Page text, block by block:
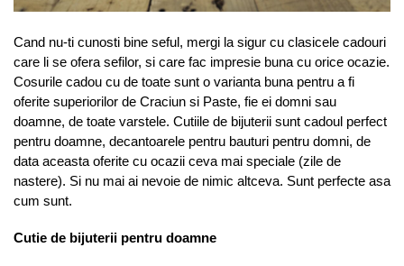
Cand nu-ti cunosti bine seful, mergi la sigur cu clasicele cadouri
care li se ofera sefilor, si care fac impresie buna cu orice ocazie.
Cosurile cadou cu de toate sunt o varianta buna pentru a fi
oferite superiorilor de Craciun si Paste, fie ei domni sau
doamne, de toate varstele. Cutiile de bijuterii sunt cadoul perfect
pentru doamne, decantoarele pentru bauturi pentru domni, de
data aceasta oferite cu ocazii ceva mai speciale (zile de
nastere). Si nu mai ai nevoie de nimic altceva. Sunt perfecte asa
cum sunt.
Cutie de bijuterii pentru doamne